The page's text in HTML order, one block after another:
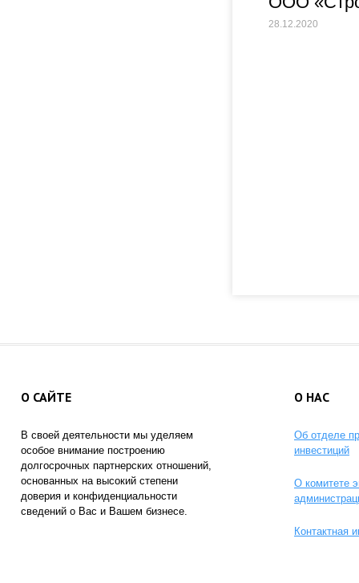
28.12.2020
О САЙТЕ
В своей деятельности мы уделяем
особое внимание построению
долгосрочных партнерских отношений,
основанных на высокий степени
доверия и конфиденциальности
сведений о Вас и Вашем бизнесе.
О НАС
Об отделе
инвестиций
О комитете
Контактная